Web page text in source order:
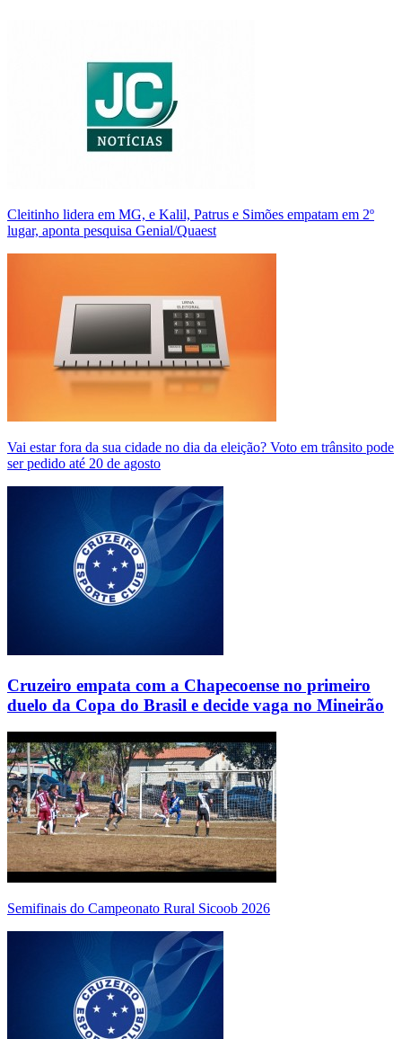
Cleitinho lidera em MG, e Kalil, Patrus e Simões empatam em 2º
lugar, aponta pesquisa Genial/Quaest
Vai estar fora da sua cidade no dia da eleição? Voto em trânsito pode
ser pedido até 20 de agosto
Cruzeiro empata com a Chapecoense no primeiro
duelo da Copa do Brasil e decide vaga no Mineirão
Semifinais do Campeonato Rural Sicoob 2026